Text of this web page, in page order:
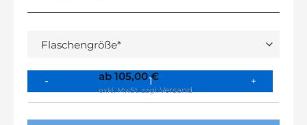
ab 105,00€
exkl. MwSt. zzgl.Versand